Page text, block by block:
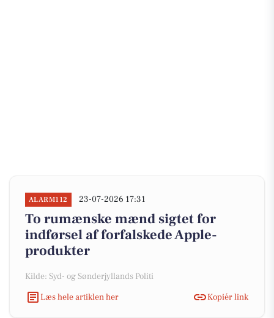
ALARM112 23-07-2026 17:31
To rumænske mænd sigtet for
indførsel af forfalskede Apple-
produkter
Kilde: Syd- og Sønderjyllands Politi
Læs hele artiklen her
Kopiér link